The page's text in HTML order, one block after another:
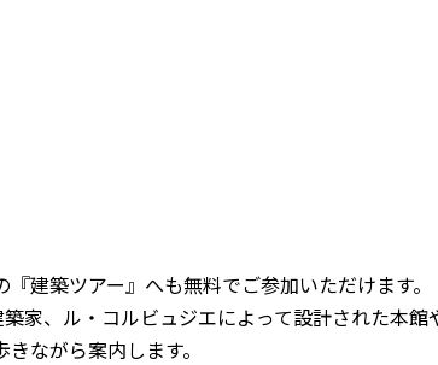
建築ツアー』へも無料でご参加いただけます。
家、ル・コルビュジエによって設計された本館
ながら案内します。